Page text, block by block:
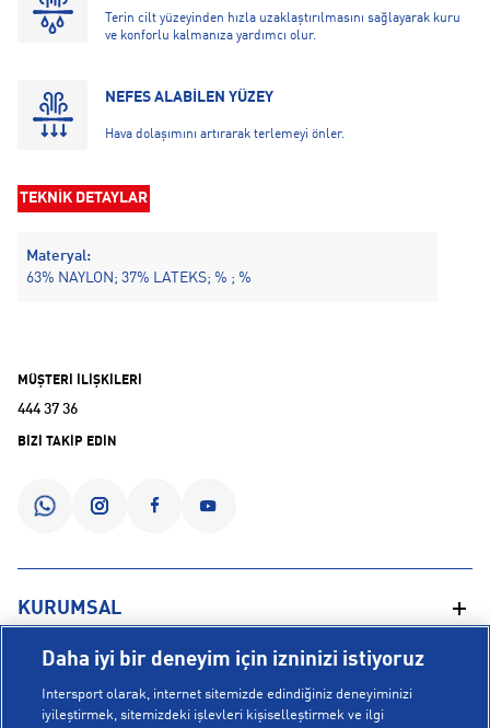
Terin cilt yüzeyinden hızla uzaklaştırılmasını sağlayarak kuru
ve konforlu kalmanıza yardımcı olur.
NEFES ALABİLEN YÜZEY
Hava dolaşımını artırarak terlemeyi önler.
TEKNİK DETAYLAR
Materyal:
63% NAYLON; 37% LATEKS; % ; %
MÜŞTERİ İLİŞKİLERİ
444 37 36
BİZİ TAKİP EDİN
KURUMSAL
Hakkımızda
Mağazalarımız
YARDIM
Daha iyi bir deneyim için izninizi istiyoruz
Intersport olarak, internet sitemizde edindiğiniz deneyiminizi
iyileştirmek, sitemizdeki işlevleri kişiselleştirmek ve ilgi